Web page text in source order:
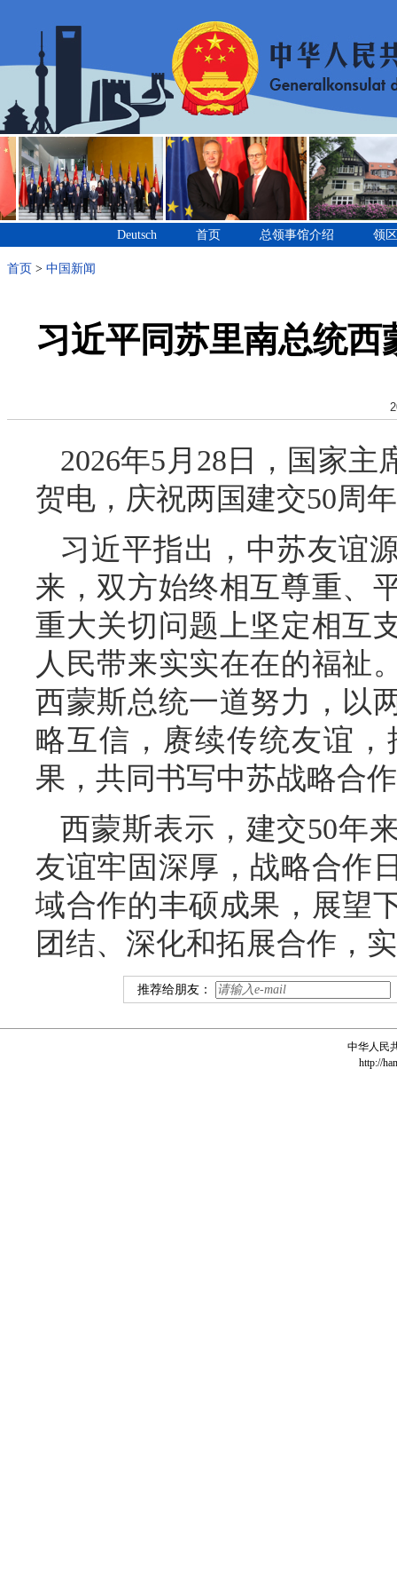
Deutsch 首页 总领事馆介绍 领
首页 > 中国新闻
习近平同苏里南总统西
2026年5月28日，国家
贺电，庆祝两国建交50周
习近平指出，中苏友谊
来，双方始终相互尊重、
重大关切问题上坚定相互
人民带来实实在在的福祉
西蒙斯总统一道努力，以
略互信，赓续传统友谊
果，共同书写中苏战略合
西蒙斯表示，建交50年
友谊牢固深厚，战略合作
域合作的丰硕成果，展望
团结、深化和拓展合作，
推荐给朋友：
中华人民
http://